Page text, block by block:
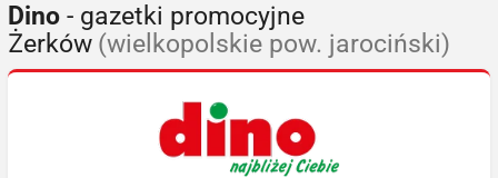
Dino - gazetki promocyjne
Żerków (wielkopolskie pow. jarociński)